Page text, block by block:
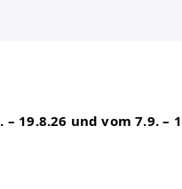
und vom 7.9. –